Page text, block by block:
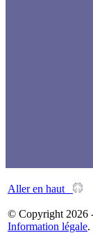
Aller en haut
© Copyright 2026
Information légale.